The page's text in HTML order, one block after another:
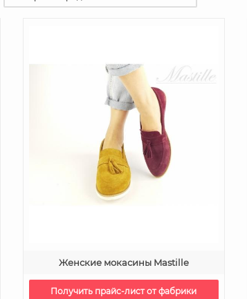
Женские мокасины Mastille
Получить прайс-лист от фабрики